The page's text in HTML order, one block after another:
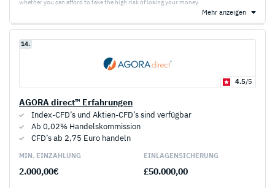
whether you can afford to take the high risk of losing your money.
Mehr anzeigen
14.
4.5/5
AGORA direct™ Erfahrungen
Index-CFD’s und Aktien-CFD’s sind verfügbar
Ab 0,02% Handelskommission
CFD’s ab 2,75 Euro handeln
MIN. EINZAHLUNG
2.000,00€
EINLAGEN­SICHERUNG
£50.000,00